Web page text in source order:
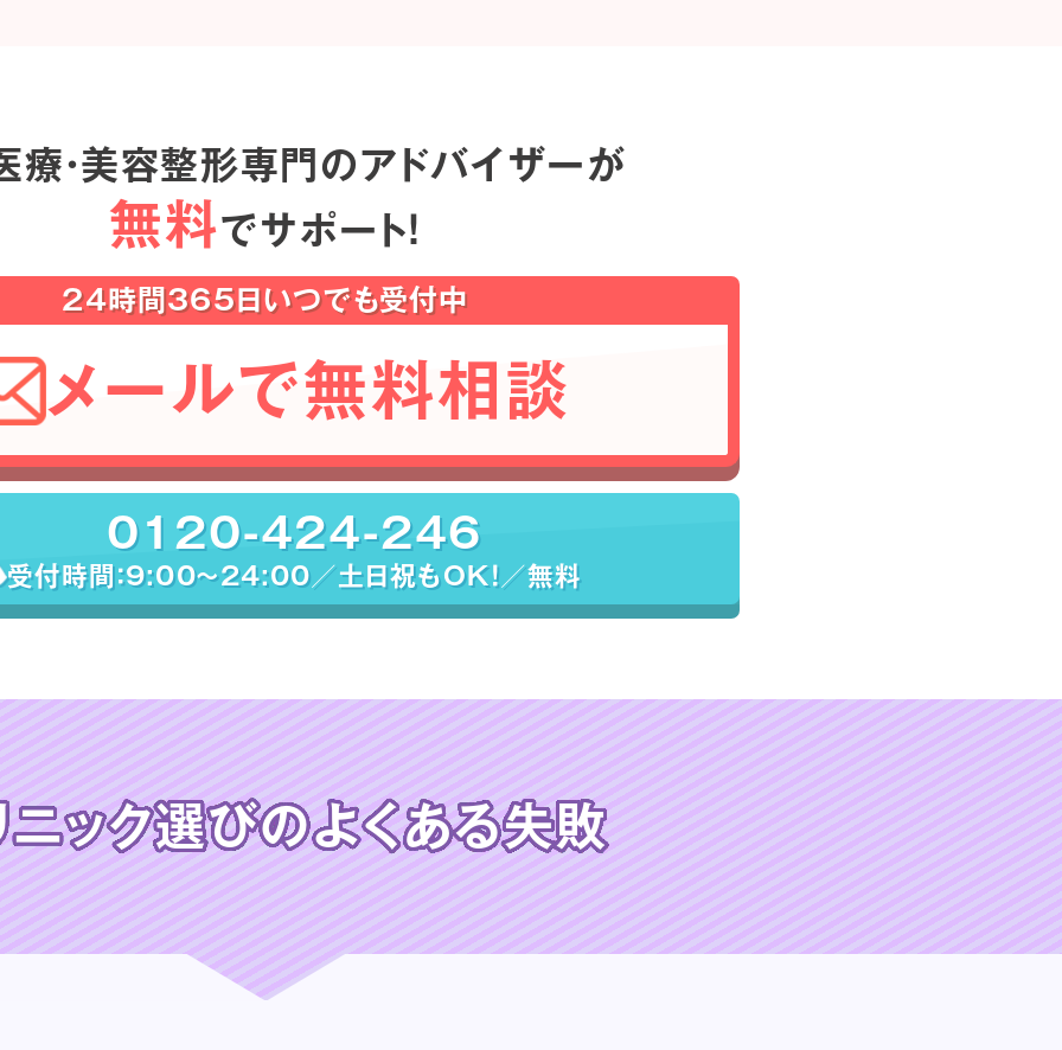
療・美容整形専門のアドバイザーが
無料でサポート！
24時間365日いつでも受付中
メールで無料相談
0120-424-246
受付時間：9:00〜24:00／土日祝もOK！／無料
ニック選びのよくある失敗